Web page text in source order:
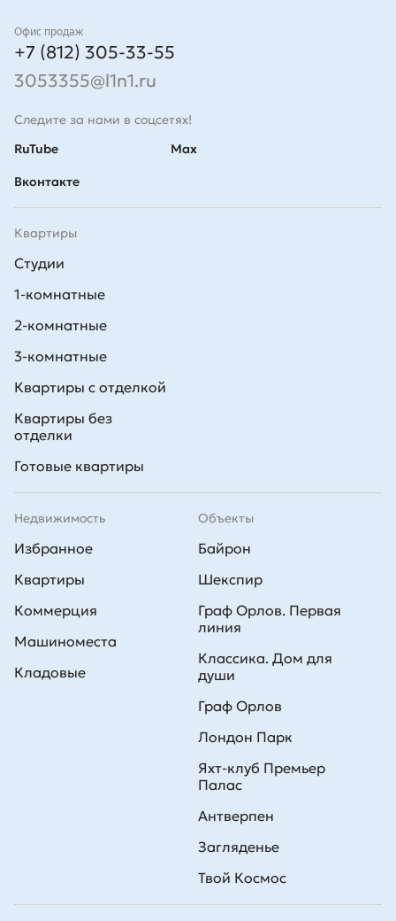
Контакты
Офис продаж
+7 (812) 305-33-55
3053355@l1n1.ru
Следите за нами в соцсетях!
RuTube
Вконтакте
Max
Квартиры
Студии
1-комнатные
2-комнатные
3-комнатные
Квартиры с отделкой
Квартиры без
отделки
Готовые квартиры
Недвижимость
Избранное
Квартиры
Коммерция
Машиноместа
Кладовые
Объекты
Байрон
Шекспир
Граф Орлов. Первая
линия
Классика. Дом для
души
Граф Орлов
Лондон Парк
Яхт-клуб Премьер
Палас
Антверпен
Загляденье
Твой Космос